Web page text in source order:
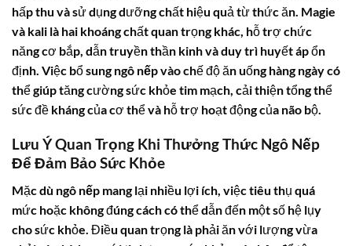
hấp thu và sử dụng dưỡng chất hiệu quả từ thức ăn. Magie
và kali là hai khoáng chất quan trọng khác, hỗ trợ chức
năng cơ bắp, dẫn truyền thần kinh và duy trì huyết áp ổn
định. Việc bổ sungngô nếpvào chế độ ăn uống hàng ngày có
thể giúp tăng cường sức khỏe tim mạch, cải thiện tổng thể
sức đề kháng của cơ thể và hỗ trợ hoạt động của não bộ.
Lưu Ý Quan Trọng Khi Thưởng Thức Ngô Nếp
Để Đảm Bảo Sức Khỏe
Mặc dù ngô nếp mang lại nhiều lợi ích, việc tiêu thụ quá
mức hoặc không đúng cách có thể dẫn đến một số hệ lụy
cho sức khỏe. Điều quan trọng là phải ăn với lượng vừa